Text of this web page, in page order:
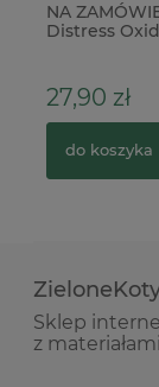
NA
Distress
27,90 zł
do koszyka
Sklep
z